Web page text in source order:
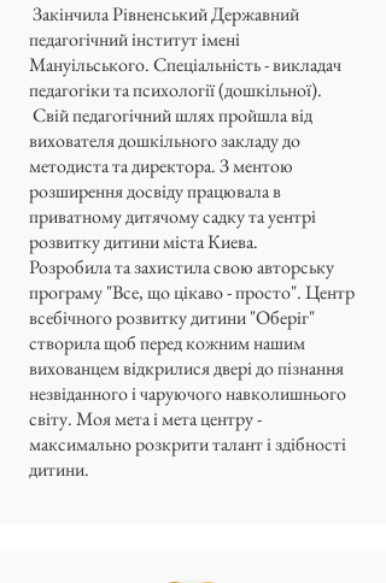
Закінчила Рівненський Державний
педагогічний інститут імені
Мануільського. Спеціальність - викладач
педагогіки та психології (дошкільної).
Свій педагогічний шлях пройшла від
вихователя дошкільного закладу до
методиста та директора. З ментою
розширення досвіду працювала в
приватному дитячому садку та уентрі
розвитку дитини міста Киева.
Розробила та захистила свою авторську
програму "Все, що цікаво - просто". Центр
всебічного розвитку дитини "Оберіг"
створила щоб перед кожним нашим
вихованцем відкрилися двері до пізнання
незвіданного і чаруючого навколишнього
світу. Моя мета і мета центру -
максимально розкрити талант і здібності
дитини.